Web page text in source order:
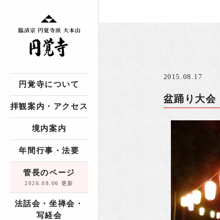
円覚寺について
拝観案内・アクセス
境内案内
年間行事・法要
管長のページ
2026.08.06 更新
法話会・坐禅会・
写経会
2015.08.17
盆踊り大